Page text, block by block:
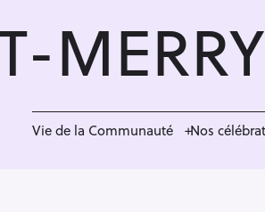
Vie de la Communauté Nos